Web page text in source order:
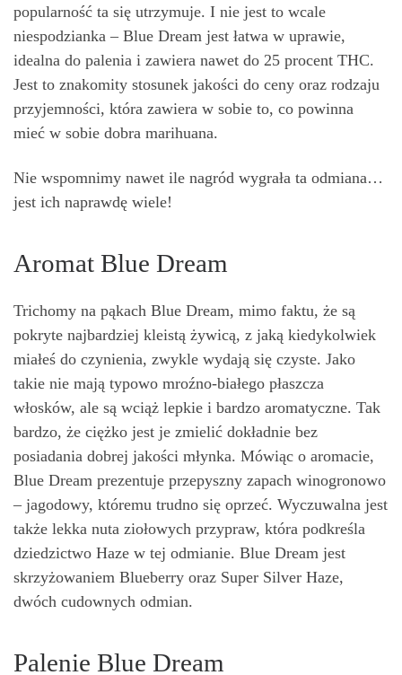
popularność ta się utrzymuje. I nie jest to wcale
niespodzianka – Blue Dream jest łatwa w uprawie,
idealna do palenia i zawiera nawet do 25 procent THC.
Jest to znakomity stosunek jakości do ceny oraz rodzaju
przyjemności, która zawiera w sobie to, co powinna
mieć w sobie dobra marihuana.
Nie wspomnimy nawet ile nagród wygrała ta odmiana…
jest ich naprawdę wiele!
Aromat Blue Dream
Trichomy na pąkach Blue Dream, mimo faktu, że są
pokryte najbardziej kleistą żywicą, z jaką kiedykolwiek
miałeś do czynienia, zwykle wydają się czyste. Jako
takie nie mają typowo mroźno-białego płaszcza
włosków, ale są wciąż lepkie i bardzo aromatyczne. Tak
bardzo, że ciężko jest je zmielić dokładnie bez
posiadania dobrej jakości młynka. Mówiąc o aromacie,
Blue Dream prezentuje przepyszny zapach winogronowo
– jagodowy, któremu trudno się oprzeć. Wyczuwalna jest
także lekka nuta ziołowych przypraw, która podkreśla
dziedzictwo Haze w tej odmianie. Blue Dream jest
skrzyżowaniem Blueberry oraz Super Silver Haze,
dwóch cudownych odmian.
Palenie Blue Dream